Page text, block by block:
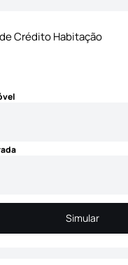
Crédito Habitação
Simular
Simular